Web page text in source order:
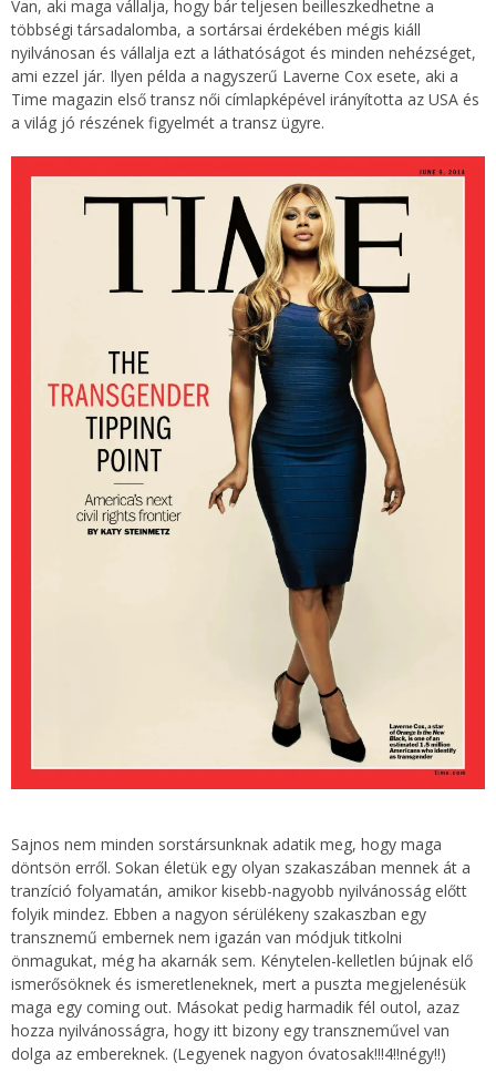
Van, aki maga vállalja, hogy bár teljesen beilleszkedhetne a
többségi társadalomba, a sortársai érdekében mégis kiáll
nyilvánosan és vállalja ezt a láthatóságot és minden nehézséget,
ami ezzel jár. Ilyen példa a nagyszerű Laverne Cox esete, aki a
Time magazin első transz női címlapképével irányította az USA és
a világ jó részének figyelmét a transz ügyre.
Sajnos nem minden sorstársunknak adatik meg, hogy maga
döntsön erről. Sokan életük egy olyan szakaszában mennek át a
tranzíció folyamatán, amikor kisebb-nagyobb nyilvánosság előtt
folyik mindez. Ebben a nagyon sérülékeny szakaszban egy
transznemű embernek nem igazán van módjuk titkolni
önmagukat, még ha akarnák sem. Kénytelen-kelletlen bújnak elő
ismerősöknek és ismeretleneknek, mert a puszta megjelenésük
maga egy coming out. Másokat pedig harmadik fél outol, azaz
hozza nyilvánosságra, hogy itt bizony egy transzneművel van
dolga az embereknek. (Legyenek nagyon óvatosak!!!4!!négy!!)